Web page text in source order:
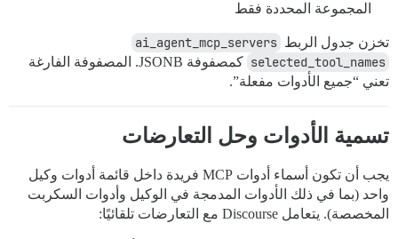
المجموعة المحددة فقط
تخزن جدول الربط ai_agent_mcp_servers
selected_tool_names
كمصفوفة JSONB. المصفوفة الفارغة
تعني “جميع الأدوات مفعلة”.
تسمية الأدوات وحل التعارضات
يجب أن تكون أسماء أدوات MCP فريدة داخل قائمة أدوات وكيل
واحد (بما في ذلك الأدوات المدمجة في الوكيل وأدوات السكربت
المخصصة). يتعامل Discourse مع التعارضات تلقائيًا: